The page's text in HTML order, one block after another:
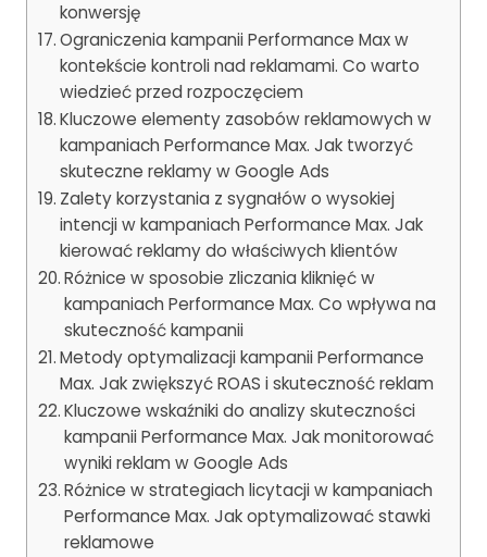
konwersję
Ograniczenia kampanii Performance Max w
kontekście kontroli nad reklamami. Co warto
wiedzieć przed rozpoczęciem
Kluczowe elementy zasobów reklamowych w
kampaniach Performance Max. Jak tworzyć
skuteczne reklamy w Google Ads
Zalety korzystania z sygnałów o wysokiej
intencji w kampaniach Performance Max. Jak
kierować reklamy do właściwych klientów
Różnice w sposobie zliczania kliknięć w
kampaniach Performance Max. Co wpływa na
skuteczność kampanii
Metody optymalizacji kampanii Performance
Max. Jak zwiększyć ROAS i skuteczność reklam
Kluczowe wskaźniki do analizy skuteczności
kampanii Performance Max. Jak monitorować
wyniki reklam w Google Ads
Różnice w strategiach licytacji w kampaniach
Performance Max. Jak optymalizować stawki
reklamowe